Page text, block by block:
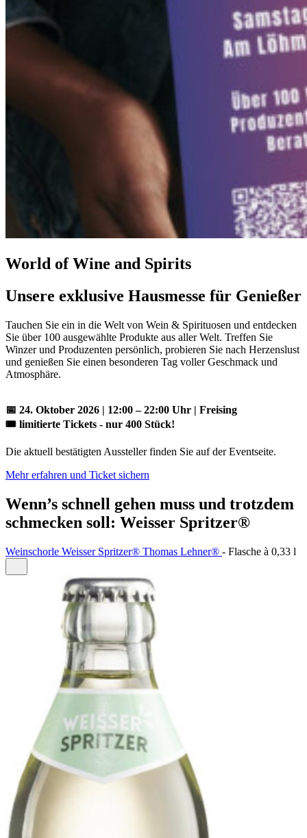
World of Wine and Spirits
Unsere exklusive Hausmesse für Genießer
Tauchen Sie ein in die Welt von Wein & Spirituosen und entdecken
Sie über 100 ausgewählte Produkte aus aller Welt. Treffen Sie
Winzer und Produzenten persönlich, probieren Sie nach Herzenslust
und genießen Sie einen besonderen Tag voller Geschmack und
Atmosphäre.
📅 24. Oktober 2026 | 12:00 – 22:00 Uhr | Freising
🎟 limitierte Tickets - nur 400 Stück!
Die aktuell bestätigten Aussteller finden Sie auf der Eventseite.
Mehr erfahren und Ticket sichern
Wenn’s schnell gehen muss und trotzdem
schmecken soll: Weisser Spritzer®
Weinschorle Weisser Spritzer® Thomas Lehner® - Flasche à 0,33 l